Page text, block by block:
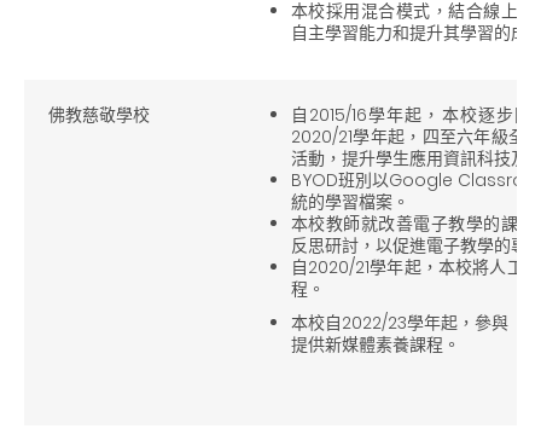
本校採用混合模式，結合線上
自主學習能力和提升其學習的成
佛教慈敬學校
自2015/16學年起，本校逐步
2020/21學年起，四至六年級全
活動，提升學生應用資訊科技及
BYOD班別以Google
統的學習檔案。
本校教師就改善電子教學的課
反思研討，以促進電子教學的專
自2020/21學年起，本校將人工
程。
本校自2022/23學年起，參與「
提供新媒體素養課程。